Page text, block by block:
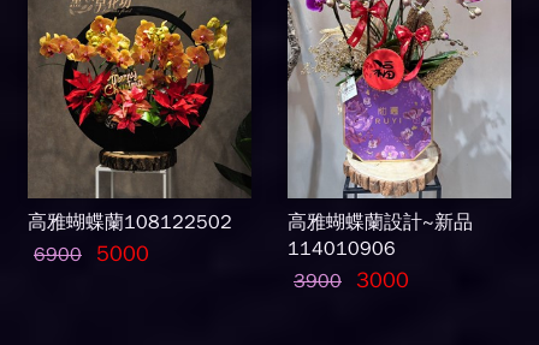
高雅蝴蝶蘭108122502
6900
5000
高雅蝴蝶蘭設計~新品
114010906
3900 3000